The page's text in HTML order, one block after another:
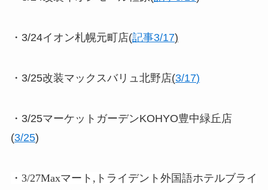
・3/24イオン札幌元町店(記事3/17)
・3/25改装マックスバリュ北野店(3/17)
・3/25マーケットガーデンKOHYO豊中緑丘店
(3/25)
・3/27Maxマート,トライデント外国語ホテルブライ